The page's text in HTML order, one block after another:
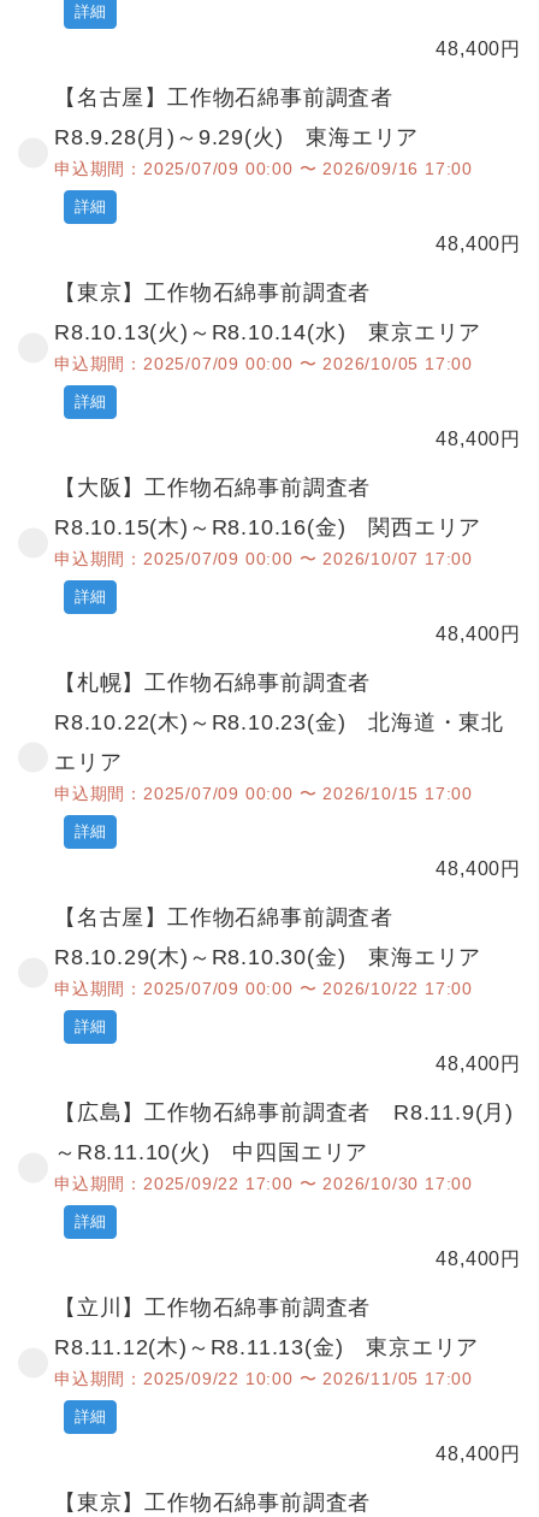
詳細
48,400円
【名古屋】工作物石綿事前調査者
R8.9.28(月)～9.29(火) 東海エリア
申込期間：2025/07/09 00:00 〜 2026/09/16 17:00
詳細
48,400円
【東京】工作物石綿事前調査者
R8.10.13(火)～R8.10.14(水) 東京エリア
申込期間：2025/07/09 00:00 〜 2026/10/05 17:00
詳細
48,400円
【大阪】工作物石綿事前調査者
R8.10.15(木)～R8.10.16(金) 関西エリア
申込期間：2025/07/09 00:00 〜 2026/10/07 17:00
詳細
48,400円
【札幌】工作物石綿事前調査者
R8.10.22(木)～R8.10.23(金) 北海道・東北
エリア
申込期間：2025/07/09 00:00 〜 2026/10/15 17:00
詳細
48,400円
【名古屋】工作物石綿事前調査者
R8.10.29(木)～R8.10.30(金) 東海エリア
申込期間：2025/07/09 00:00 〜 2026/10/22 17:00
詳細
48,400円
【広島】工作物石綿事前調査者 R8.11.9(月)
～R8.11.10(火) 中四国エリア
申込期間：2025/09/22 17:00 〜 2026/10/30 17:00
詳細
48,400円
【立川】工作物石綿事前調査者
R8.11.12(木)～R8.11.13(金) 東京エリア
申込期間：2025/09/22 10:00 〜 2026/11/05 17:00
詳細
48,400円
【東京】工作物石綿事前調査者